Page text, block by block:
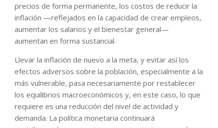
precios de forma permanente, los costos de reducir la
inflación —reflejados en la capacidad de crear empleos,
aumentar los salarios y el bienestar general—
aumentan en forma sustancial.
Llevar la inflación de nuevo a la meta, y evitar así los
efectos adversos sobre la población, especialmente a la
más vulnerable, pasa necesariamente por restablecer
los equilibrios macroeconómicos y, en este caso, lo que
requiere es una reducción del nivel de actividad y
demanda. La política monetaria continuará